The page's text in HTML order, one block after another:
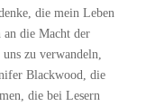
die mein Leben
an die Macht der
zu verwandeln,
Blackwood, die
die bei Lesern